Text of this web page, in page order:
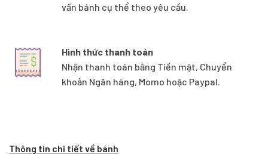
vấn bánh cụ thể theo yêu cầu.
Hình thức thanh toán
Nhận thanh toán bằng Tiền mặt, Chuyển
khoản Ngân hàng, Momo hoặc Paypal.
Thông tin chi tiết về bánh